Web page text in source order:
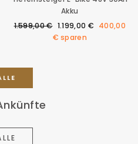
Akku
Normaler
1.599,00 € Sonderpreis
1.199,00 € 400,00
€ sparen